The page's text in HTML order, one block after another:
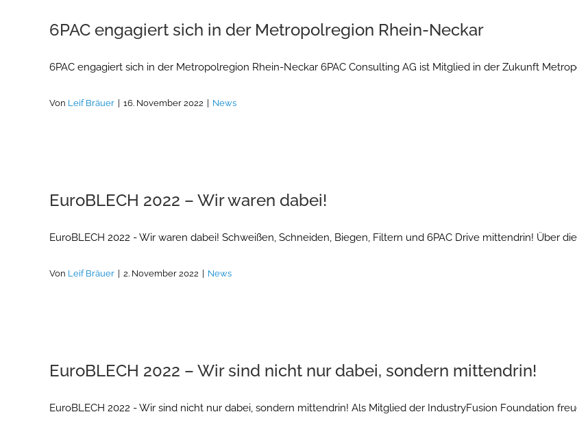
6PAC engagiert sich in der Metropolregion Rhein-Neckar
6PAC engagiert sich in der Metropolregion Rhein-Neckar 6PAC Consulting AG ist Mitglied in der Zukunft
Von Leif Bräuer 16. November 2022 News
EuroBLECH 2022 – Wir waren dabei!
EuroBLECH 2022 - Wir waren dabei! Schweißen, Schneiden, Biegen, Filtern und 6PAC Drive mittendrin! Über
Von Leif Bräuer 2. November 2022 News
EuroBLECH 2022 – Wir sind nicht nur dabei, sondern mittendrin!
EuroBLECH 2022 - Wir sind nicht nur dabei, sondern mittendrin! Als Mitglied der IndustryFusion Foundation